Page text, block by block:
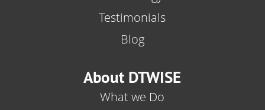
Testimonials
Blog
About DTWISE
What we Do